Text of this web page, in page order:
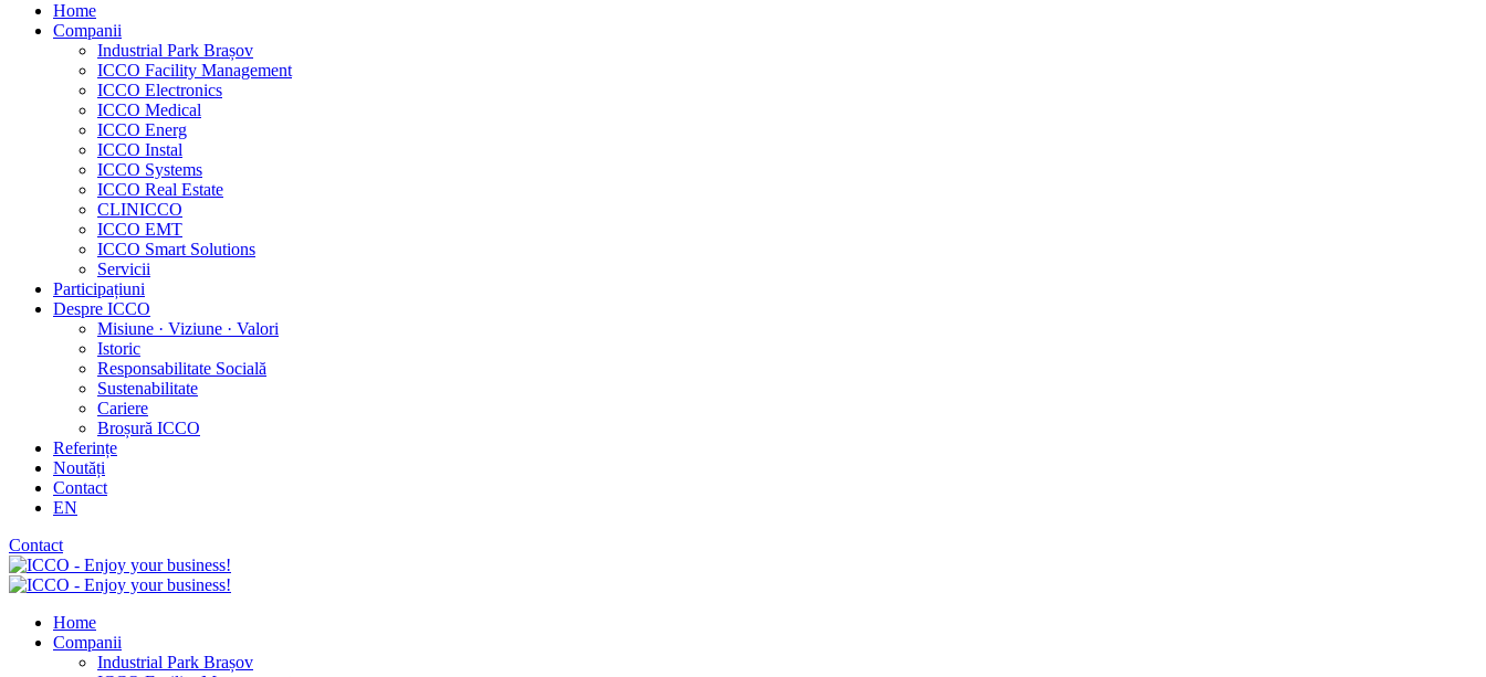
Home
Companii
Industrial Park Brașov
ICCO Facility Management
ICCO Electronics
ICCO Medical
ICCO Energ
ICCO Instal
ICCO Systems
ICCO Real Estate
CLINICCO
ICCO EMT
ICCO Smart Solutions
Servicii
Participațiuni
Despre ICCO
Misiune · Viziune · Valori
Istoric
Responsabilitate Socială
Sustenabilitate
Cariere
Broșură ICCO
Referințe
Noutăți
Contact
EN
Contact
Home
Companii
Industrial Park Brașov